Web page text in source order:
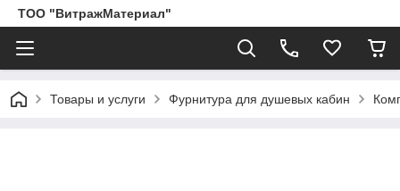
ТОО "ВитражМатериал"
Товары и услуги Фурнитура для душевых кабин